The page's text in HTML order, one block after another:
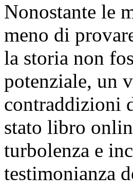
Nonostante le
meno di
la storia non
potenziale, un
contraddizioni
stato libro
turbolenza e
testimonianza